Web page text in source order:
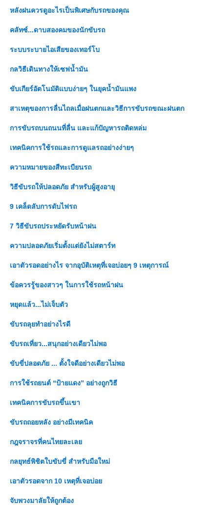
หลังฝนควรดูอะไรเป็นพิเศษกับรถของคุณ
คลัทซ์...ดาบสองคมของนักขับรถ
ระบบระบายไอเสียของเทอร์โบ
กลวิธีเดินทางให้เซฟน้ำมัน
ขับเกียร์อัตโนมัติแบบง่ายๆ ในยุคน้ำมันแพง
สาเหตุของการลื่นไถลเมื่อฝนตกและวิธีการขับรถขณะฝนตก
การขับรถบนถนนที่ลื่น และแก้ปัญหารถติดหล่ม
เทคนิคการใช้รถและการดูแลรถอย่างง่ายๆ
ความหมายของสีทะเบียนรถ
วิธีขับรถให้ปลอดภัย สำหรับผู้สูงอายุ
9 เคล็ดลับการดับไฟรถ
7 วิธีขับรถประหยัดรับหน้าฝน
ความปลอดภัยเริ่มตั้งแต่ยังไม่สตาร์ท
เอาตัวรอดอย่างไร จากอุบัติเหตุที่เจอบ่อยๆ 9 เหตุการณ์
ข้อควรรู้ของสาวๆ ในการใช้รถหน้าฝน
หยุดแล้ว...ไม่เจ็บตัว
ขับรถลุยทำอย่างไรดี
ขับรถเที่ยว...สนุกอย่างเดียวไม่พอ
ขับขี่ปลอดภัย ... ตั้งใจดีอย่างเดียวไม่พอ
การใช้รถยนต์ “ป้ายแดง” อย่างถูกวิธี
เทคนิคการขับรถขึ้นเขา
ขับรถถอยหลัง อย่างมีเทคนิค
กฎจราจรที่คนไทยละเล
กลยุทธ์พิชิตใบขับขี่ สำหรับมือใหม่
เอาตัวรอดจาก 10 เหตุที่เจอบ่อ
จับพวงมาลัยให้ถูกต้อง